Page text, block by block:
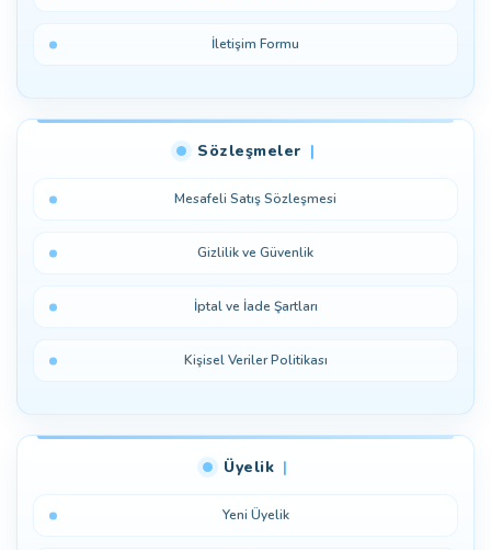
İletişim Formu
Sözleşmeler
Mesafeli Satış Sözleşmesi
Gizlilik ve Güvenlik
İptal ve İade Şartları
Kişisel Veriler Politikası
Üyelik
Yeni Üyelik